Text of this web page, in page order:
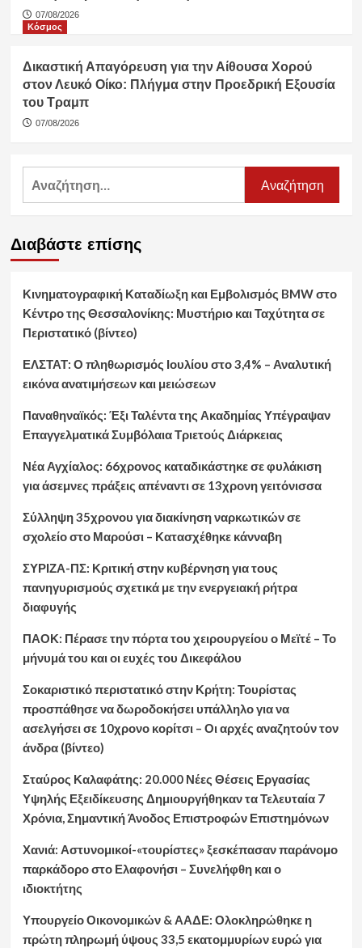
07/08/2026
Κόσμος
Δικαστική Απαγόρευση για την Αίθουσα Χορού
στον Λευκό Οίκο: Πλήγμα στην Προεδρική Εξουσία
του Τραμπ
07/08/2026
Αναζήτηση
Διαβάστε επίσης
Κινηματογραφική Καταδίωξη και Εμβολισμός BMW στο
Κέντρο της Θεσσαλονίκης: Μυστήριο και Ταχύτητα σε
Περιστατικό (βίντεο)
ΕΛΣΤΑΤ: Ο πληθωρισμός Ιουλίου στο 3,4% – Αναλυτική
εικόνα ανατιμήσεων και μειώσεων
Παναθηναϊκός: Έξι Ταλέντα της Ακαδημίας Υπέγραψαν
Επαγγελματικά Συμβόλαια Τριετούς Διάρκειας
Νέα Αγχίαλος: 66χρονος καταδικάστηκε σε φυλάκιση
για άσεμνες πράξεις απέναντι σε 13χρονη γειτόνισσα
Σύλληψη 35χρονου για διακίνηση ναρκωτικών σε
σχολείο στο Μαρούσι – Κατασχέθηκε κάνναβη
ΣΥΡΙΖΑ-ΠΣ: Κριτική στην κυβέρνηση για τους
πανηγυρισμούς σχετικά με την ενεργειακή ρήτρα
διαφυγής
ΠΑΟΚ: Πέρασε την πόρτα του χειρουργείου ο Μεϊτέ – Το
μήνυμά του και οι ευχές του Δικεφάλου
Σοκαριστικό περιστατικό στην Κρήτη: Τουρίστας
προσπάθησε να δωροδοκήσει υπάλληλο για να
ασελγήσει σε 10χρονο κορίτσι – Οι αρχές αναζητούν τον
άνδρα (βίντεο)
Σταύρος Καλαφάτης: 20.000 Νέες Θέσεις Εργασίας
Υψηλής Εξειδίκευσης Δημιουργήθηκαν τα Τελευταία 7
Χρόνια, Σημαντική Άνοδος Επιστροφών Επιστημόνων
Χανιά: Αστυνομικοί-«τουρίστες» ξεσκέπασαν παράνομο
παρκάδορο στο Ελαφονήσι – Συνελήφθη και ο
ιδιοκτήτης
Υπουργείο Οικονομικών & ΑΑΔΕ: Ολοκληρώθηκε η
πρώτη πληρωμή ύψους 33,5 εκατομμυρίων ευρώ για